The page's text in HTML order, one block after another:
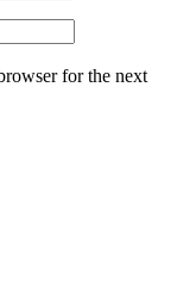
for the next